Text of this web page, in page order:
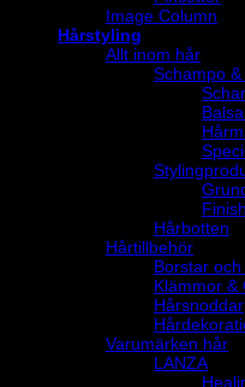
Image Column
Hårstyling
Allt inom hår
Schampo &
Hårbotten
Hårtillbehör
Borstar
Klämmor &
Hårsnoddar
Varumärken hår
LANZA